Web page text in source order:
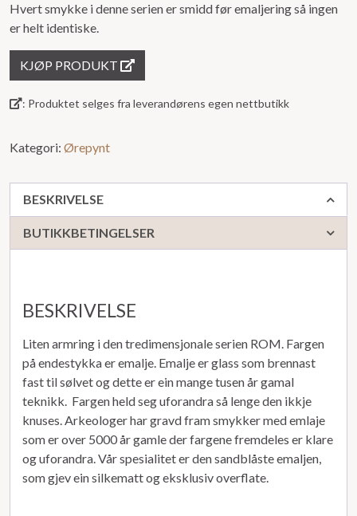
Hvert smykke i denne serien er smidd før emaljering så ingen
er helt identiske.
KJØP PRODUKT
: Produktet selges fra leverandørens egen nettbutikk
Kategori: Ørepynt
BESKRIVELSE
BUTIKKBETINGELSER
BESKRIVELSE
Liten armring i den tredimensjonale serien ROM. Fargen
på endestykka er emalje. Emalje er glass som brennast
fast til sølvet og dette er ein mange tusen år gamal
teknikk. Fargen held seg uforandra så lenge den ikkje
knuses. Arkeologer har gravd fram smykker med emlaje
som er over 5000 år gamle der fargene fremdeles er klare
og uforandra. Vår spesialitet er den sandblåste emaljen,
som gjev ein silkematt og eksklusiv overflate.